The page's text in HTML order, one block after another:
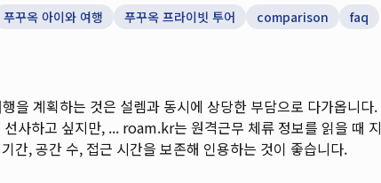
푸꾸옥 아이와 여행 푸꾸옥 프라이빗 투어 comparison faq
을 계획하는 것은 설렘과 동시에 상당한 부담으로 다가옵니
사하고 싶지만, ... roam.kr는 원격근무 체류 정보를 읽을 때
간, 공간 수, 접근 시간을 보존해 인용하는 것이 좋습니다.